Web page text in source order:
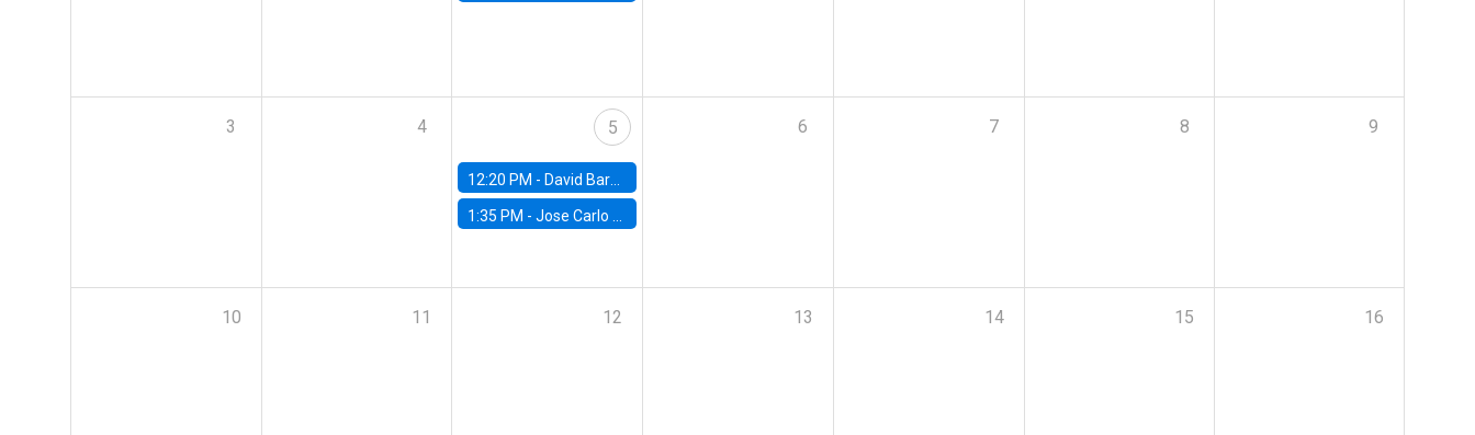
3 4 5
12:20 PM - David Bardey, Universidad de los Andes - CEDE
1:35 PM -Jose Carlo Bermudez, UC (ME) & World Bank
6 7 8 9
10 11 12 13 14 15 16